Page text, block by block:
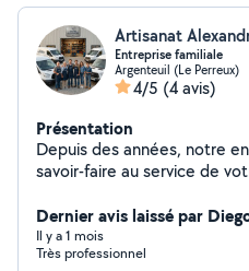
Artisanat
Entreprise familiale
Argenteuil (Le Perreux)
4/5 (4 avis)
Présentation
Depuis des années, notre
savoir-faire au service de
d'électricité, nous
pour répondre à tous vos
la rénovation, de la mise aux
Dernier avis laissé par
Il y a 1 mois
Très professionnel